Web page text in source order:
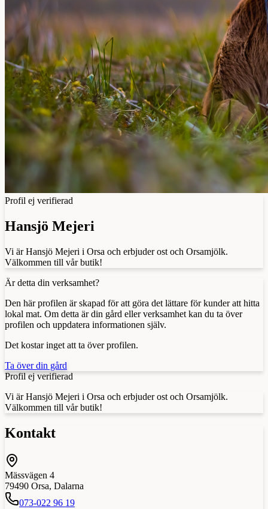
Profil ej verifierad
Hansjö Mejeri
Vi är Hansjö Mejeri i Orsa och erbjuder ost och Orsamjölk.
Välkommen till vår butik!
Är detta din verksamhet?
Den här profilen är skapad för att göra det lättare för kunder att hitta
lokal mat. Om detta är din gård eller verksamhet kan du ta över
profilen och uppdatera informationen själv.
Det kostar inget att ta över profilen.
Ta över din gård
Profil ej verifierad
Vi är Hansjö Mejeri i Orsa och erbjuder ost och Orsamjölk.
Välkommen till vår butik!
Kontakt
Mässvägen 4
79490 Orsa, Dalarna
073-022 96 19